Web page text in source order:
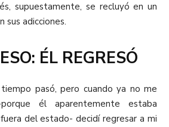
supuestamente, se recluyó en un
sus adicciones.
ÉL REGRESÓ
pasó, pero cuando ya no me
él aparentemente estaba
del estado- decidí regresar a mi